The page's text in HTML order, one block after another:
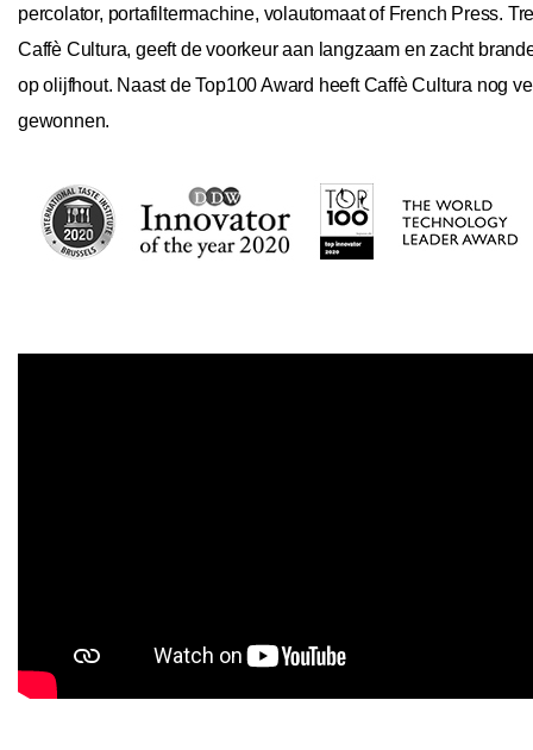
percolator, portafiltermachine, volautomaat of French Press.
Caffè Cultura, geeft de voorkeur aan langzaam en zacht
op olijfhout. Naast de Top100 Award heeft Caffè Cultura nog
gewonnen.